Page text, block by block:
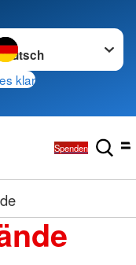
wechseln zu
klar
Spenden